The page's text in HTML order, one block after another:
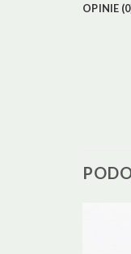
OPINIE